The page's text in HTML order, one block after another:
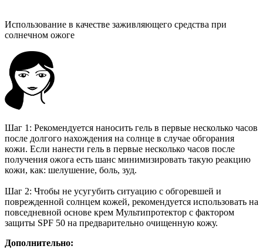
Использование в качестве заживляющего средства при
солнечном ожоге
Шаг 1: Рекомендуется наносить гель в первые несколько часов
после долгого нахождения на солнце в случае обгорания
кожи. Если нанести гель в первые несколько часов после
получения ожога есть шанс минимизировать такую реакцию
кожи, как: шелушение, боль, зуд.
Шаг 2: Чтобы не усугубить ситуацию с обгоревшей и
поврежденной солнцем кожей, рекомендуется использовать на
повседневной основе крем Мультипротектор с фактором
защиты SPF 50 на предварительно очищенную кожу.
Дополнительно: